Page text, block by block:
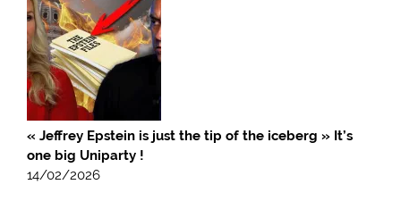
« Jeffrey Epstein is just the tip of the iceberg » It’s
one big Uniparty !
14/02/2026